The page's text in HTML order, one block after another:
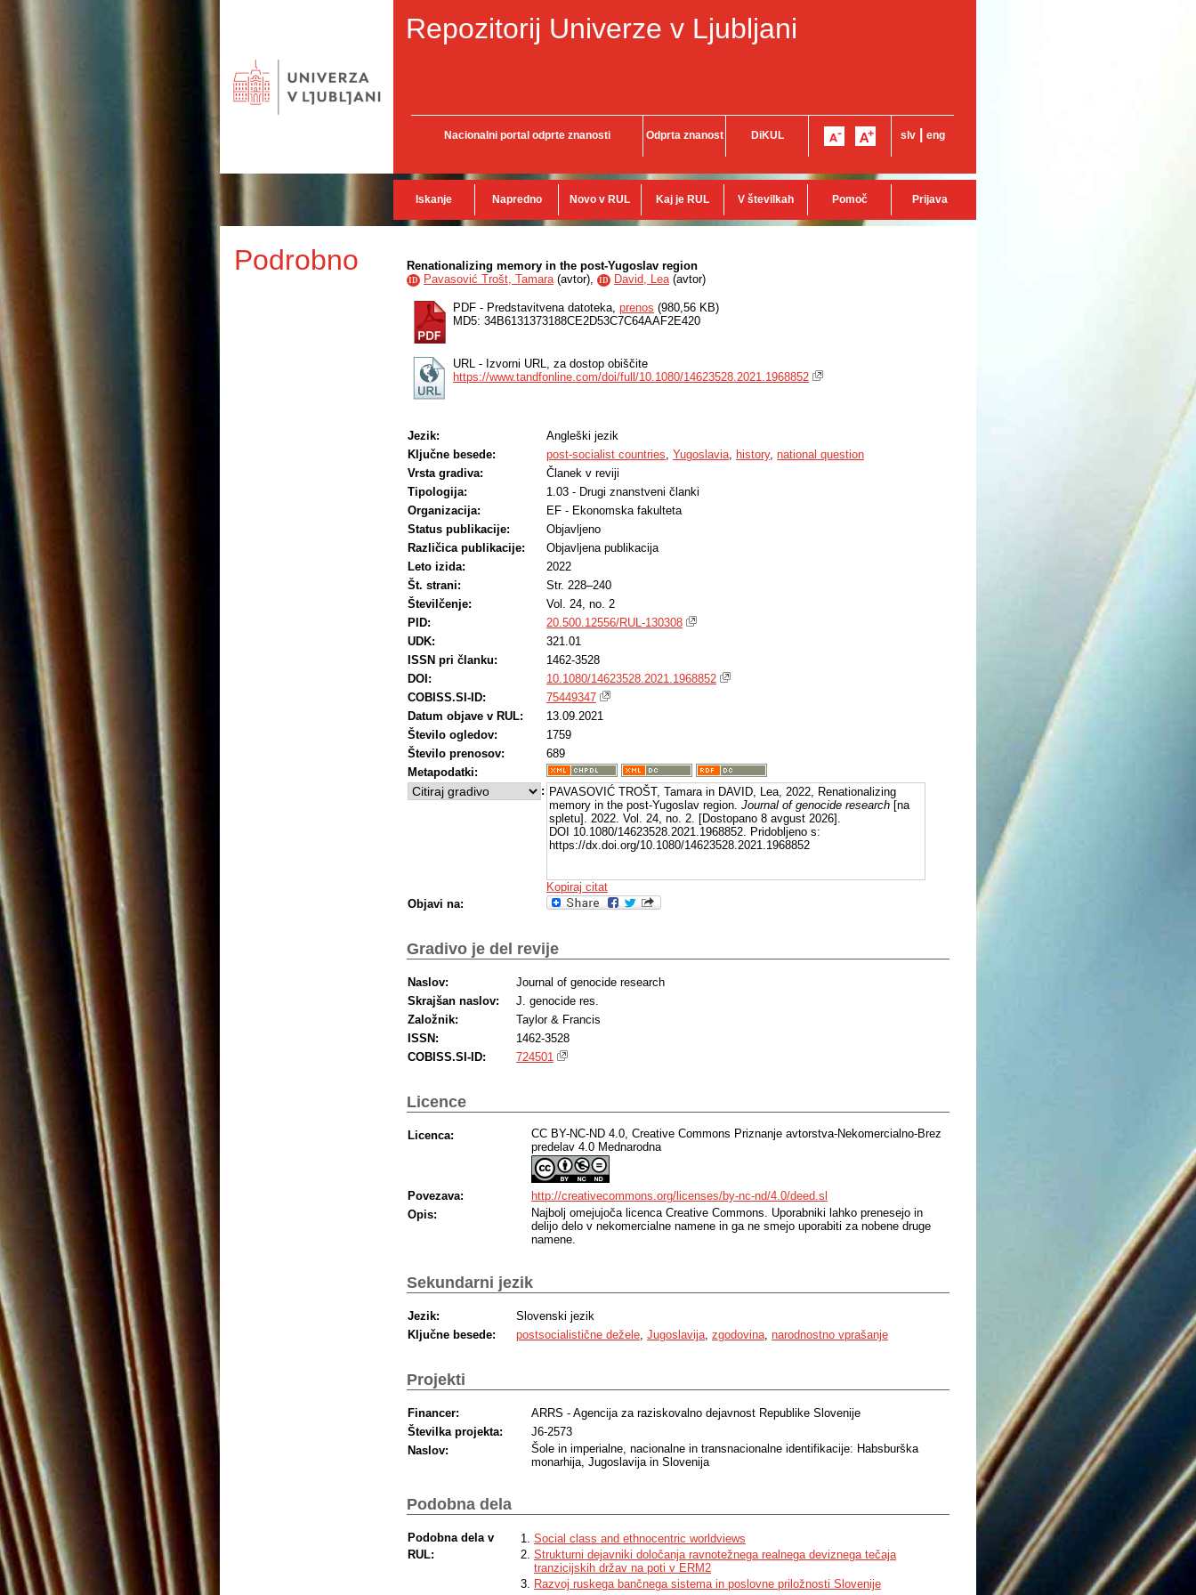
Repozitorij Univerze v Ljubljani
Nacionalni portal odprte znanosti Odprta znanost DiKUL slv eng
Iskanje Napredno Novo v RUL Kaj je RUL V številkah Pomoč Prijava
Podrobno Renationalizing memory in the post-Yugoslav region
ID Pavasović Trošt, Tamara(avtor), ID David, Lea(avtor)
PDF - Predstavitvena datoteka, prenos (980,56 KB)
MD5: 34B6131373188CE2D53C7C64AAF2E420
URL - Izvorni URL, za dostop obiščite
https://www.tandfonline.com/doi/full/10.1080/14623528.2021.1968852
Jezik:
Angleški jezik
Ključne besede:
post-socialist countries, Yugoslavia, history, national question
Vrsta gradiva:
Članek v reviji
Tipologija:
1.03 - Drugi znanstveni članki
Organizacija:
EF - Ekonomska fakulteta
Status publikacije:
Objavljeno
Različica publikacije:
Objavljena publikacija
Leto izida:
2022
Št. strani:
Str. 228–240
Številčenje:
Vol. 24, no. 2
PID:
20.500.12556/RUL-130308
UDK:
321.01
ISSN pri članku:
1462-3528
DOI:
10.1080/14623528.2021.1968852
COBISS.SI-ID:
75449347
Datum objave v RUL:
13.09.2021
Število ogledov:
1759
Število prenosov:
689
Metapodatki:
: PAVASOVIĆ TROŠT, Tamara in DAVID, Lea, 2022, Renationalizing
memory in the post-Yugoslav region. Journal of genocide research [na
spletu]. 2022. Vol. 24, no. 2. [Dostopano 8 avgust 2026].
DOI 10.1080/14623528.2021.1968852. Pridobljeno s:
https://dx.doi.org/10.1080/14623528.2021.1968852
Kopiraj citat
Objavi na:
Gradivo je del revije
Naslov:
Journal of genocide research
Skrajšan naslov:
J. genocide res.
Založnik:
Taylor & Francis
ISSN:
1462-3528
COBISS.SI-ID:
724501
Licence
Licenca:
CC BY-NC-ND 4.0, Creative Commons Priznanje avtorstva-Nekomercialno-Brez
predelav 4.0 Mednarodna
Povezava:
http://creativecommons.org/licenses/by-nc-nd/4.0/deed.sl
Opis:
Najbolj omejujoča licenca Creative Commons. Uporabniki lahko prenesejo in
delijo delo v nekomercialne namene in ga ne smejo uporabiti za nobene druge
namene.
Sekundarni jezik
Jezik:
Slovenski jezik
Ključne besede:
postsocialistične dežele Jugoslavija zgodovina narodnostno vprašanje
Projekti
Financer:
ARRS - Agencija za raziskovalno dejavnost Republike Slovenije
Številka projekta:
J6-2573
Naslov:
Šole in imperialne, nacionalne in transnacionalne identifikacije: Habsburška
monarhija, Jugoslavija in Slovenija
Podobna dela
Podobna dela v
RUL:
Social class and ethnocentric worldviews
Strukturni dejavniki določanja ravnotežnega realnega deviznega tečaja
tranzicijskih držav na poti v ERM2
Razvoj ruskega bančnega sistema in poslovne priložnosti Slovenije